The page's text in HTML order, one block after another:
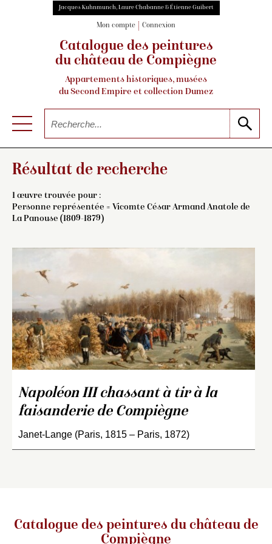
Jacques Kuhnmunch, Laure Chabanne & Étienne Guibert
Mon compte Connexion
Catalogue des peintures
du château de Compiègne
Appartements historiques, musées
du Second Empire et collection Dumez
Résultat de recherche
1 œuvre trouvée pour :
Personne représentée = Vicomte César Armand Anatole de
La Panouse (1809-1879)
Napoléon III chassant à tir à la
faisanderie de Compiègne
Janet-Lange (Paris, 1815 – Paris, 1872)
Catalogue des peintures du château de
Compiègne